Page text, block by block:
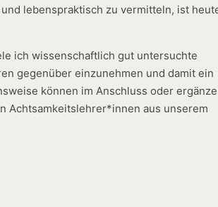
lebenspraktisch zu vermitteln, ist
ich wissenschaftlich gut untersuchte
gegenüber einzunehmen und damit ein
können im Anschluss oder
Achtsamkeitslehrer*innen aus unserem